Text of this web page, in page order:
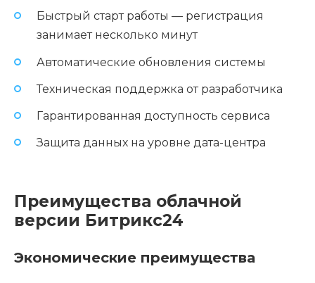
Быстрый старт работы — регистрация
занимает несколько минут
Автоматические обновления системы
Техническая поддержка от разработчика
Гарантированная доступность сервиса
Защита данных на уровне дата-центра
Преимущества облачной
версии Битрикс24
Экономические преимущества